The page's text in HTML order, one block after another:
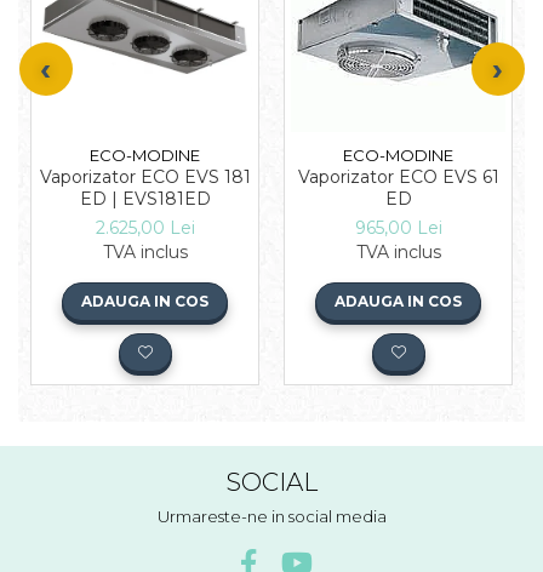
ECO-MODINE
Vaporizator ECO EVS 181
ED | EVS181ED
2.625,00 Lei
TVA inclus
ADAUGA IN COS
ECO-MODINE
Vaporizator ECO EVS 61
ED
965,00 Lei
TVA inclus
ADAUGA IN COS
SOCIAL
Urmareste-ne in social media